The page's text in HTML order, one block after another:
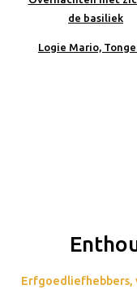
de basiliek
Logie Mario,
Erfgoedliefhebbers,